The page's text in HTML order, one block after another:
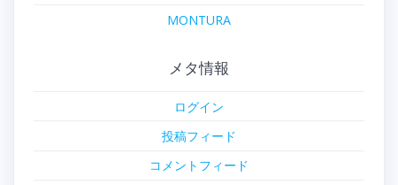
MONTURA
メタ情報
ログイン
投稿フィード
コメントフィード